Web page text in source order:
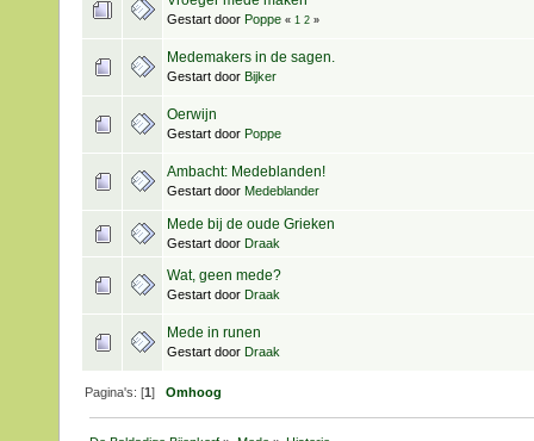
Gestart door Poppe « 1 2 »
Medemakers in de sagen.
Gestart door Bijker
Oerwijn
Gestart door Poppe
Ambacht: Medeblanden!
Gestart door Medeblander
Mede bij de oude Grieken
Gestart door Draak
Wat, geen mede?
Gestart door Draak
Mede in runen
Gestart door Draak
Pagina's: [1]Omhoog